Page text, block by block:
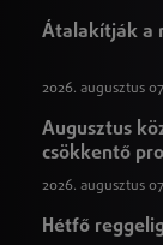
Átalakítják a
2026. augusztus
Augusztus
csökkentő
2026. augusztus
Hétfő